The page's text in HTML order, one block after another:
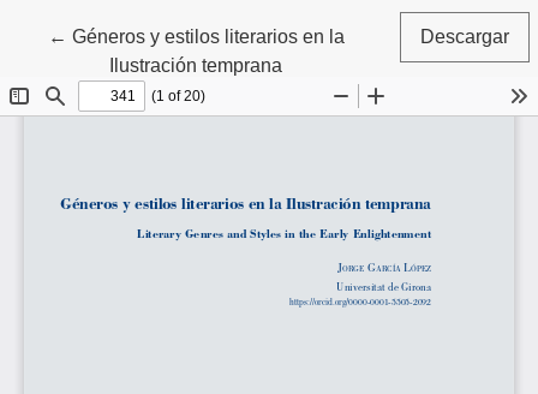
← Volver a los detalles del artículo
Géneros y estilos literarios en la
Ilustración temprana
Descargar